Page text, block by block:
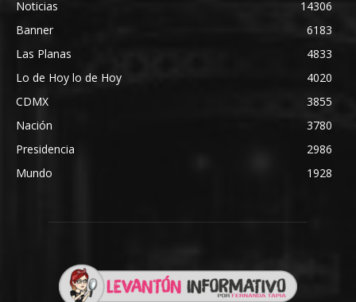
Noticias
14306
Banner
6183
Las Planas
4833
Lo de Hoy lo de Hoy
4020
CDMX
3855
Nación
3780
Presidencia
2986
Mundo
1928